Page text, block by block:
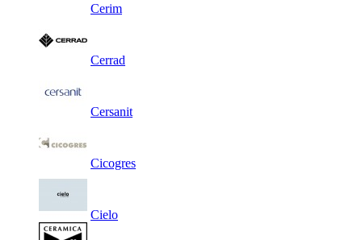
Cerim
Cerrad
Cersanit
Cicogres
Cielo